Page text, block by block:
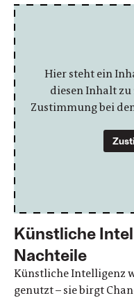
Hier steht ein
diesen Inhalt
Zustimmung bei
Künstliche
Nachteile
Künstliche Intelligenz
genutzt – sie birgt